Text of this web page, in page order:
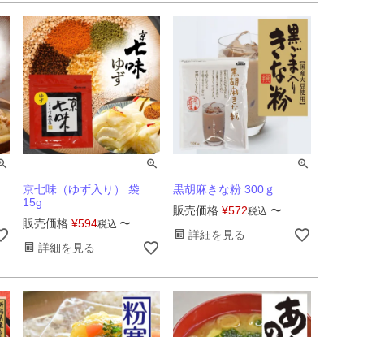
京七味（ゆず入り） 袋
15g
販売価格 ¥594税込 〜
詳細を見る
黒胡麻きな粉 300ｇ
販売価格 ¥572税込 〜
詳細を見る